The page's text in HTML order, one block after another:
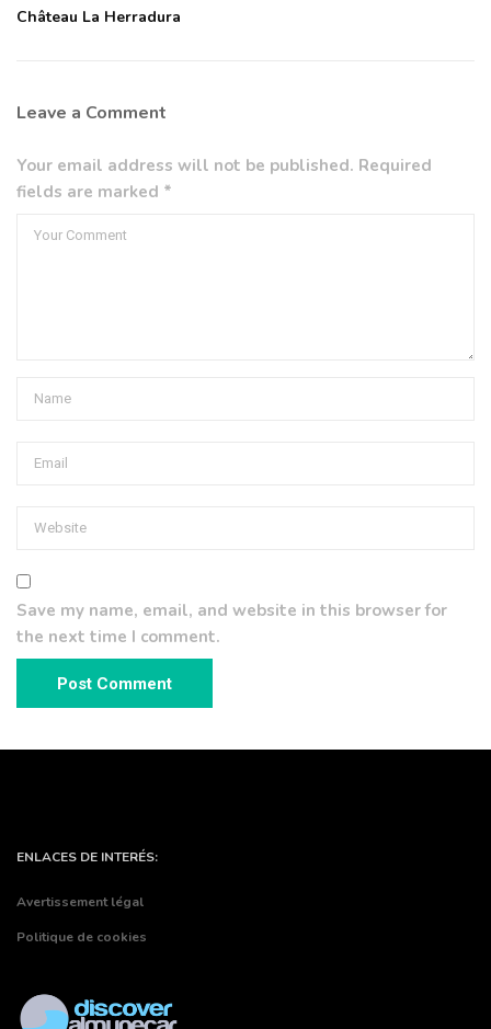
Château La Herradura
Leave a Comment
Your email address will not be published. Required
fields are marked *
Save my name, email, and website in this browser for
the next time I comment.
ENLACES DE INTERÉS:
Avertissement légal
Politique de cookies